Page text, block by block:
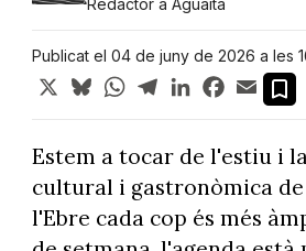
Redactor a Aguaita
Publicat el 04 de juny de 2026 a les
X BlueskyWhatsApp
TelegramLinkedInFacebook
Email
Estem a tocar de l'estiu i
cultural i gastronòmica de
l'Ebre cada cop és més